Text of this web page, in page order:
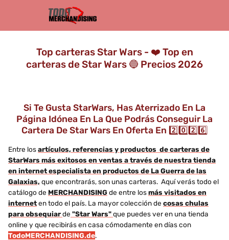
Top carteras Star Wars - ❤️ Top en
carteras de Star Wars 🔵 Precios 2026
Si Te Gusta StarWars, Has Aterrizado En La
Página Idónea En La Que Podrás Conseguir La
Cartera De Star Wars En Oferta En 2️⃣0️⃣2️⃣6️⃣
Entre losartículos, referencias y productos de carteras de
StarWars más exitosos en ventas a través de nuestra tienda
en internet especialista en productos de La Guerra de las
Galaxias, que encontrarás, son unas carteras. Aquí verás todo el
catálogo de MERCHANDISINGde entre losmás visitados en
interneten todo el país. La mayor colección de cosas chulas
para obsequiarde "Star Wars"que puedes ver en una tienda
online y que recibirás en casa cómodamente en días con
TodoMERCHANDISING.de.